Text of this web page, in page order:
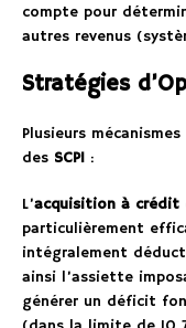
compte pour
autres revenus
Stratégies
Plusieurs
des SCPI :
L’acquisition à crédit
particulièrement
intégralement
ainsi l’assiette
générer un déficit